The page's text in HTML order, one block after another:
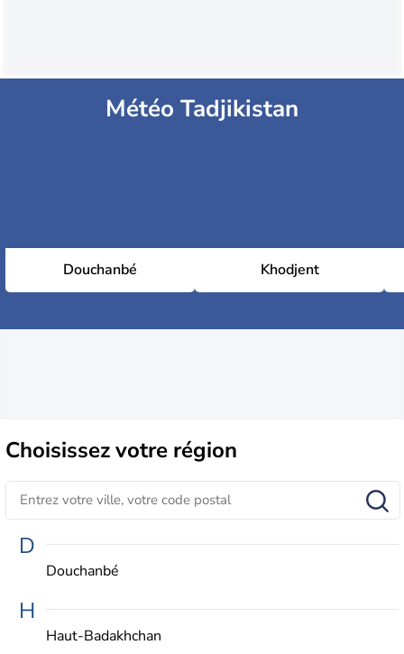
Météo Tadjikistan
Douchanbé Khodjent
Choisissezvotre région
D
Douchanbé
H
Haut-Badakhchan